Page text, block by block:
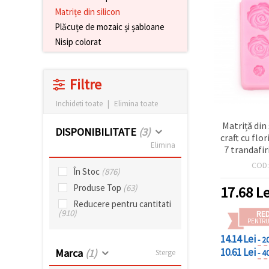
Matrițe din silicon
Plăcuțe de mozaic și șabloane
Nisip colorat
Filtre
Inchideti toate | Elimina toate
DISPONIBILITATE (3)
Elimina
În Stoc (876)
Produse Top (63)
Reducere pentru cantitati
(910)
Marca (1) Sterge
Matriță
craft cu
7
rășină,
lut
COD:
17.68
14.14 Lei-
10.61 Lei-